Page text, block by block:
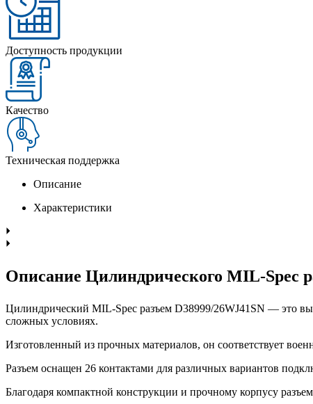
Доступность продукции
Качество
Техническая поддержка
Описание
Характеристики
Описание Цилиндрического MIL-Spec
Цилиндрический MIL-Spec разъем D38999/26WJ41SN — это
сложных условиях.
Изготовленный из прочных материалов, он соответствует
Разъем оснащен 26 контактами для различных вариантов
Благодаря компактной конструкции и прочному корпусу